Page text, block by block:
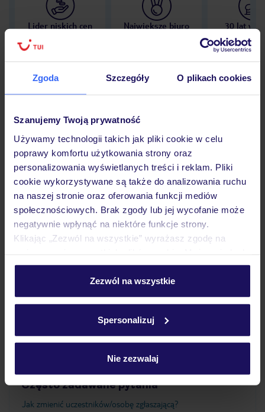
Zgoda Szczegóły O plikach cookies
Szanujemy Twoją prywatność
Używamy technologii takich jak pliki cookie w celu
poprawy komfortu użytkowania strony oraz
personalizowania wyświetlanych treści i reklam. Pliki
cookie wykorzystywane są także do analizowania ruchu
na naszej stronie oraz oferowania funkcji mediów
społecznościowych. Brak zgody lub jej wycofanie może
negatywnie wpłynąć na niektóre funkcje strony.
Klikając „Zezwól na wszystkie” wyrażasz zgodę na
personalizować swój wybór wchodząc w zakładkę
Szczegółowe informacje o plikach cookie znajdziesz
Zezwól na wszystkie
Spersonalizuj
Nie zezwalaj
Lider niskich cen
Największe biuro
30 lat w
Hotel
Opinie
Pokoje
Wyżywienie
Ważne informacje
Często zadawane pytania
Jak zmienić uczestników/osobę zgłaszającą?